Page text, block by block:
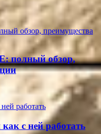
полный обзор,
с ней работать